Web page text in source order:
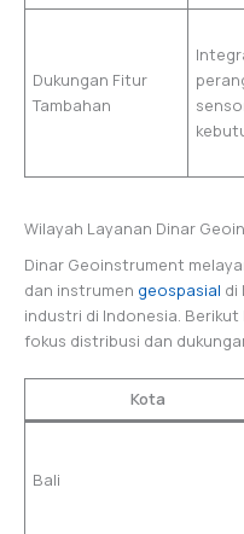
Dukungan Fitur
Tambahan
Wilayah Layanan Dinar
Dinar Geoinstrument
dan instrumen geospasial di
industri di Indonesia.
fokus distribusi dan
Kota
Bali